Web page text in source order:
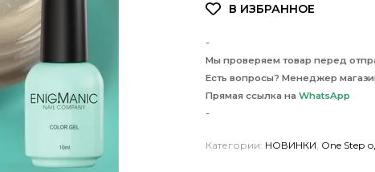
-
Мы проверяем товар перед
Есть вопросы? Менеджер
Прямая ссылка на WhatsApp
-
Категории: НОВИНКИ One Step